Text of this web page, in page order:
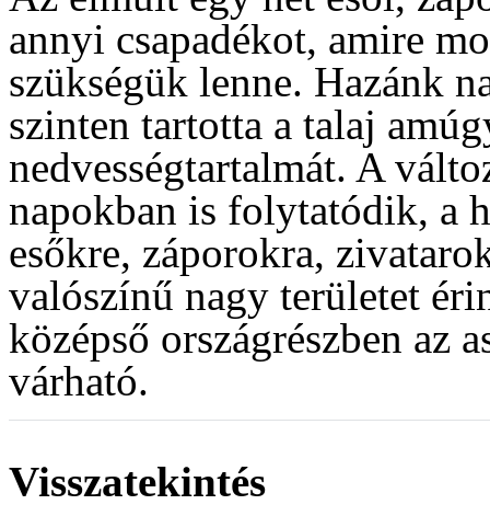
annyi csapadékot, amire
szükségük lenne. Hazánk
szinten tartotta a talaj
nedvességtartalmát. A
napokban is folytatódik, a
esőkre, záporokra,
valószínű nagy területet
középső országrészben az
várható.
Visszatekintés